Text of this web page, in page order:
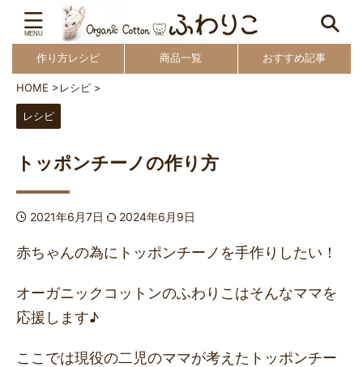
作り方レシピ 商品一覧 おすすめ記事
HOME >レシピ >
レシピ
トッポンチーノの作り方
2021年6月7日 2024年6月9日
赤ちゃんの為にトッポンチーノを手作りしたい！
オーガニックコットンのふわりこはそんなママを
応援します♪
ここでは現役の二児のママが考えたトッポンチー